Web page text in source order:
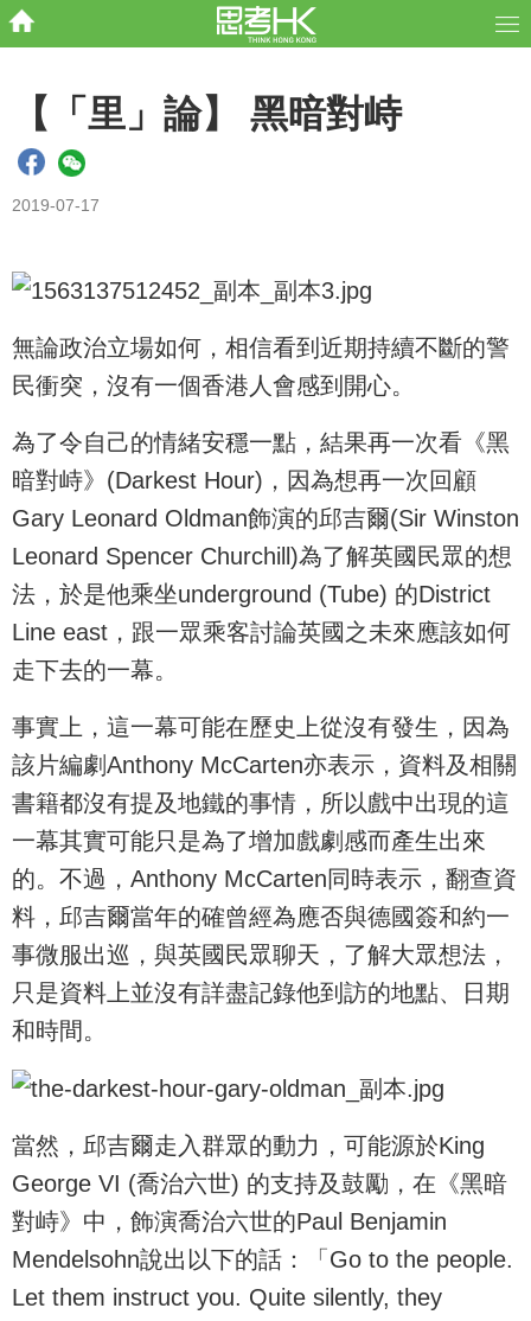
【「里」論】 黑暗對峙
2019-07-17
無論政治立場如何，相信看到近期持續不斷的警
民衝突，沒有一個香港人會感到開心。
為了令自己的情緒安穩一點，結果再一次看《黑
暗對峙》(Darkest Hour)，因為想再一次回顧
Gary Leonard Oldman飾演的邱吉爾(Sir Winston
Leonard Spencer Churchill)為了解英國民眾的想
法，於是他乘坐underground (Tube) 的District
Line east，跟一眾乘客討論英國之未來應該如何
走下去的一幕。
事實上，這一幕可能在歷史上從沒有發生，因為
該片編劇Anthony McCarten亦表示，資料及相關
書籍都沒有提及地鐵的事情，所以戲中出現的這
一幕其實可能只是為了增加戲劇感而產生出來
的。不過，Anthony McCarten同時表示，翻查資
料，邱吉爾當年的確曾經為應否與德國簽和約一
事微服出巡，與英國民眾聊天，了解大眾想法，
只是資料上並沒有詳盡記錄他到訪的地點、日期
和時間。
當然，邱吉爾走入群眾的動力，可能源於King
George VI (喬治六世) 的支持及鼓勵，在《黑暗
對峙》中，飾演喬治六世的Paul Benjamin
Mendelsohn說出以下的話：「Go to the people.
Let them instruct you. Quite silently, they